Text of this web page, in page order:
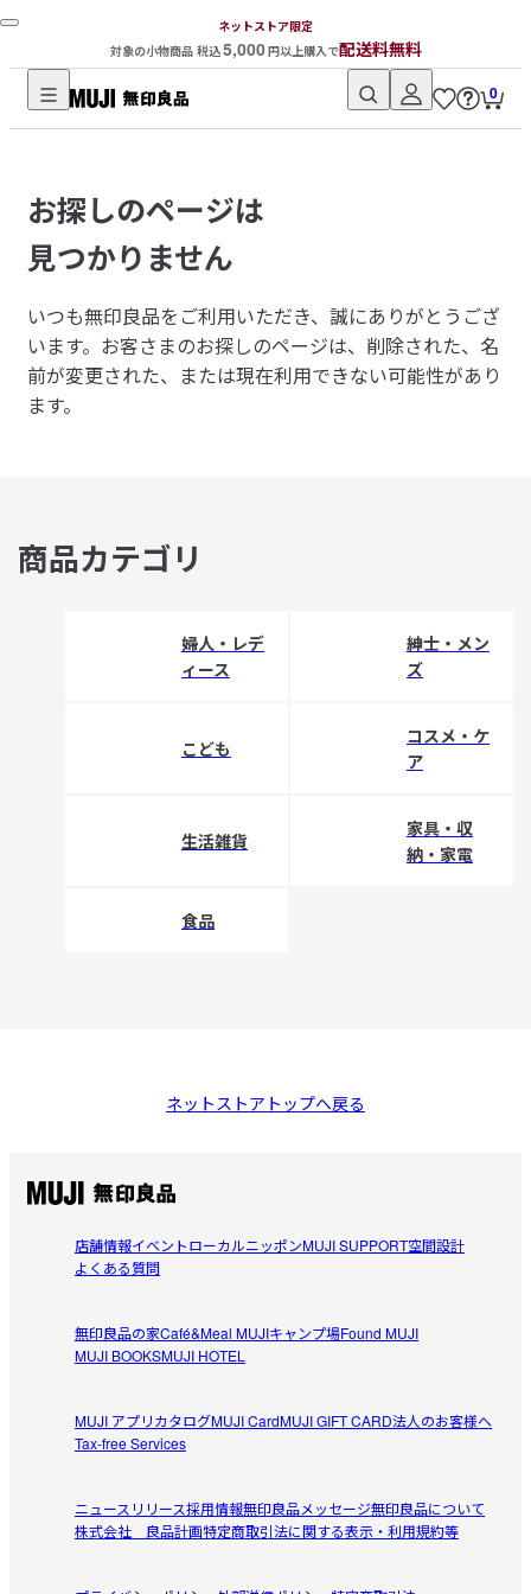
ネットストア限定
対象の小物商品 税込5,000円以上購入で配送料無料
無
品
ネ
ッ
ト
ス
ト
ア
0
お探しのページは
見つかりません
いつも無印良品をご利用いただき、誠にありがとうござ
います。 お客さまのお探しのページは、削除された、名
前が変更された、または現在利用できない可能性があり
ます。
商品カテゴリ
婦人・レデ
ィース
紳士・メン
ズ
こども
コスメ・ケ
ア
生活雑貨
家具・収
納・家電
食品
ネットストアトップへ戻る
店舗情報イベントローカルニッポンMUJI SUPPORT空間設計
よくある質問
無印良品の家Café&Meal MUJIキャンプ場Found MUJI
MUJI BOOKSMUJI HOTEL
MUJI アプリカタログMUJI CardMUJI GIFT CARD法人のお客様へ
Tax-free Services
ニュースリリース採用情報無印良品メッセージ無印良品について
株式会社 良品計画特定商取引法に関する表示・利用規約等